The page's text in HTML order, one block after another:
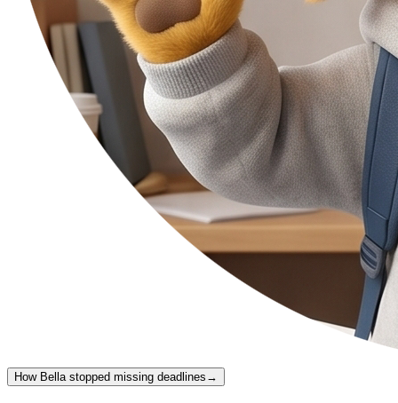
How Bella stopped missing deadlines →